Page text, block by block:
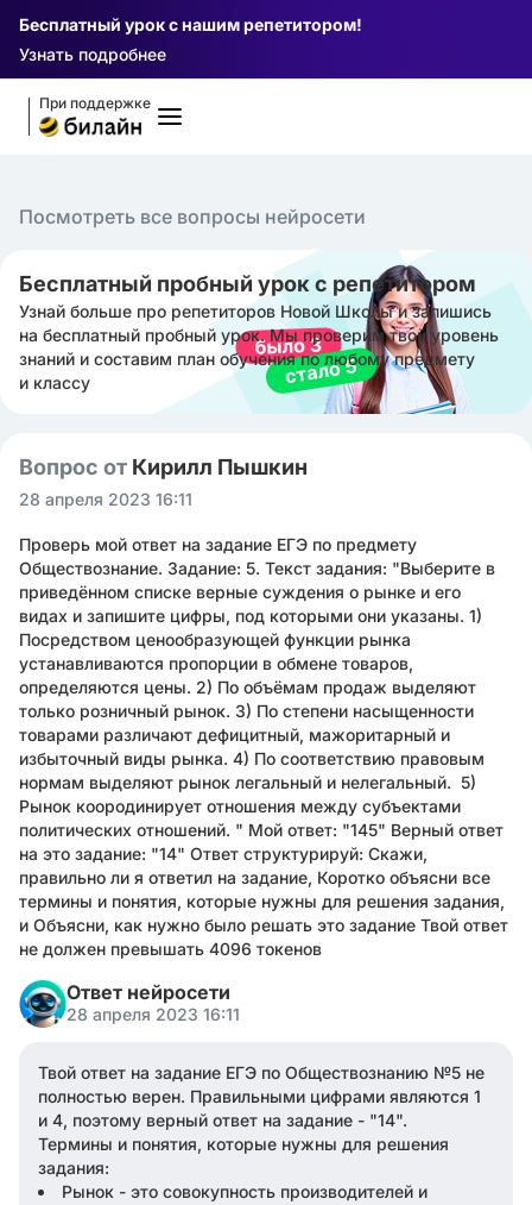
Бесплатный урок с нашим репетитором!
Узнать подробнее
При поддержке
Посмотреть все вопросы нейросети
Бесплатный пробный урок с репетитором
Узнай больше про репетиторов Новой Школы и запишись
на бесплатный пробный урок. Мы проверим твой уровень
знаний и составим план обучения по любому предмету
и классу
Вопрос от Кирилл Пышкин
28 апреля 2023 16:11
Проверь мой ответ на задание ЕГЭ по предмету
Обществознание. Задание: 5. Текст задания: "Выберите в
приведённом списке верные суждения о рынке и его
видах и запишите цифры, под которыми они указаны. 1)
Посредством ценообразующей функции рынка
устанавливаются пропорции в обмене товаров,
определяются цены. 2) По объёмам продаж выделяют
только розничный рынок. 3) По степени насыщенности
товарами различают дефицитный, мажоритарный и
избыточный виды рынка. 4) По соответствию правовым
нормам выделяют рынок легальный и нелегальный. 5)
Рынок коородинирует отношения между субъектами
политических отношений. " Мой ответ: "145" Верный ответ
на это задание: "14" Ответ структурируй: Скажи,
правильно ли я ответил на задание, Коротко объясни все
термины и понятия, которые нужны для решения задания,
и Объясни, как нужно было решать это задание Твой ответ
не должен превышать 4096 токенов
Ответ нейросети
28 апреля 2023 16:11
Твой ответ на задание ЕГЭ по Обществознанию №5 не
полностью верен. Правильными цифрами являются 1
и 4, поэтому верный ответ на задание - "14".
Термины и понятия, которые нужны для решения
задания:
Рынок - это совокупность производителей и